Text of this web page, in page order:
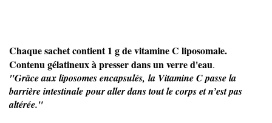
Chaque sachet contient 1 g de vitamine C liposomale.
Contenu gélatineux à presser dans un verre d'eau.
"Grâce aux liposomes encapsulés, la Vitamine C passe la
barrière intestinale pour aller dans tout le corps et n’est pas
altérée."